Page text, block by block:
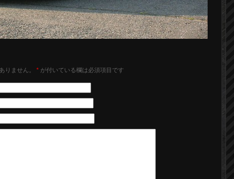
りません。 * が付いている欄は必須項目です